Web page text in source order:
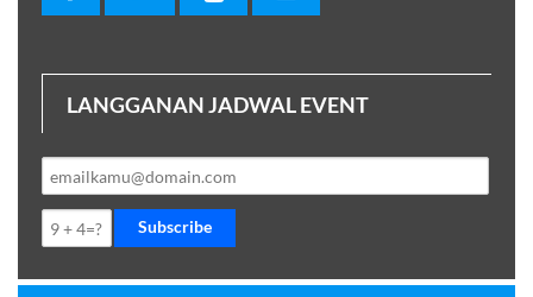
LANGGANAN JADWAL EVENT
Subscribe